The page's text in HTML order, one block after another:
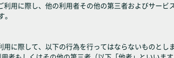
利用に際し、他の利用者その他の第三者およびサー
に際して、以下の行為を行ってはならないものとしま